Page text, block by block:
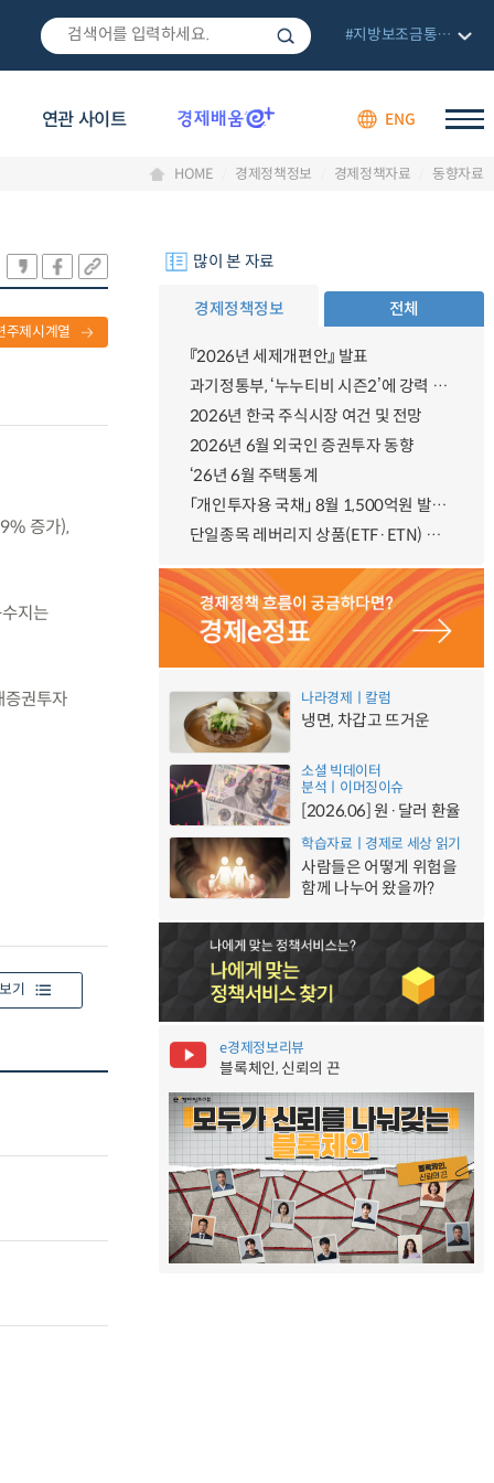
연관 사이트 ENG
#지방보조금통합관리망
HOME 경제정책정보 경제정책자료 동향자료
주제시계열
증가),
지는
권투자
기
많이 본 자료
경제정책정보 전체
『2026년 세제개편안』 발표
과기정통부, ‘누누티비 시즌2’에 강력 대응 의지 밝혀
2026년 한국 주식시장 여건 및 전망
2026년 6월 외국인 증권투자 동향
‘26년 6월 주택통계
「개인투자용 국채」 8월 1,500억원 발행 예정
단일종목 레버리지 상품(ETF·ETN) 기본예탁금 강화 조기시행 방안 안내
나라경제ㅣ칼럼
냉면, 차갑고 뜨거운
소셜 빅데이터
분석ㅣ이머징이슈
[2026.06] 원·달러 환율
학습자료ㅣ경제로 세상 읽기
사람들은 어떻게 위험을
함께 나누어 왔을까?
e경제정보리뷰
블록체인, 신뢰의 끈